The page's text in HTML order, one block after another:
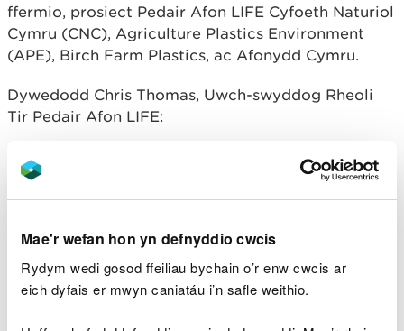
Mae'r wefan hon yn defnyddio cwcis
Rydym wedi gosod ffeiliau bychain o’r enw cwcis ar
eich dyfais er mwyn caniatáu i’n safle weithio.
ffermio, prosiect Pedair Afon LIFE Cyfoeth Naturiol
Cymru (CNC), Agriculture Plastics Environment
(APE), Birch Farm Plastics, ac Afonydd Cymru.
Dywedodd Chris Thomas, Uwch-swyddog Rheoli
Tir Pedair Afon LIFE:
“Rydym wrth ein bodd gyda’r ymateb a’r
gefnogaeth gan y gymuned ffermio i’r
cynllun, ac yn diolch i bawb sydd wedi bod
newidiadau bach fel hyn yn gwneud
gwahaniaeth mawr i’n hafonydd a’r bywyd
gwyllt sy’n dibynnu arnyn nhw.”